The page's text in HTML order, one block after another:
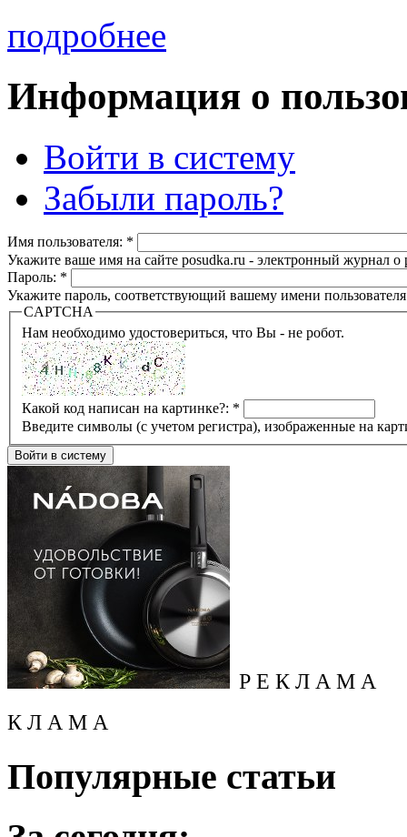
подробнее
Информация о
Войти в систему
Забыли пароль?
Имя пользователя: *
Укажите ваше имя на сайте posudka.ru - электронный журнал
Пароль: *
Укажите пароль, соответствующий вашему имени
CAPTCHA
Нам необходимо удостовериться, что Вы - не робот.
Какой код написан на картинке?: *
Введите символы (с учетом регистра), изображенные на
Р Е К Л А М А
К Л А М А
Популярные статьи